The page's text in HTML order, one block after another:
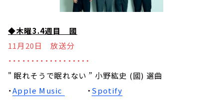
◆木曜3.4週目 國
11月20日 放送分
・・・・・・・・・・・・・・・・・・
" 眠れそうで眠れない ” 小野紘史 (國) 選曲
・Apple Music ・Spotify